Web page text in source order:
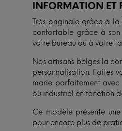
INFORMATION ET
Très originale grâce à
confortable grâce à son
votre bureau ou à votre
Nos artisans belges la
personnalisation. Faites
marie parfaitement avec
ou industriel en fonction
Ce modèle présente
pour encore plus de